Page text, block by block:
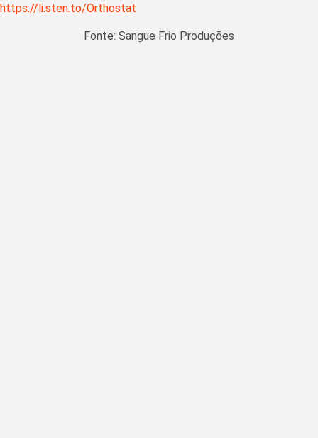
https://li.sten.to/Orthostat
Fonte: Sangue Frio Produções